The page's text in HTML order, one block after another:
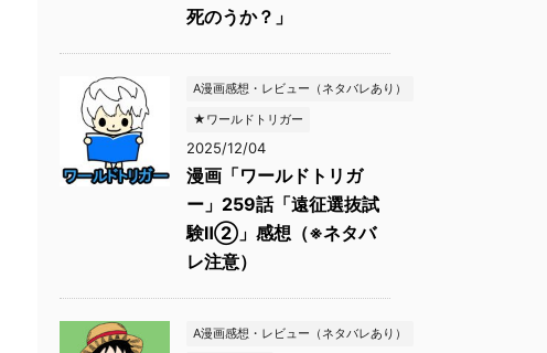
死のうか？」
A漫画感想・レビュー（ネタバレあり）
★ワールドトリガー
2025/12/04
漫画「ワールドトリガ
ー」259話「遠征選抜試
験Ⅱ②」感想（※ネタバ
レ注意）
A漫画感想・レビュー（ネタバレあり）